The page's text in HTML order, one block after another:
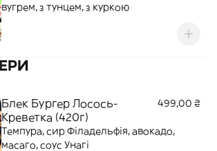
вугрем, з тунцем, з куркою
Блек Бургер Лосось-
Креветка (420г)
499,00 ₴
Темпура, сир Філадельфія, авокадо,
масаго, соус Унагі